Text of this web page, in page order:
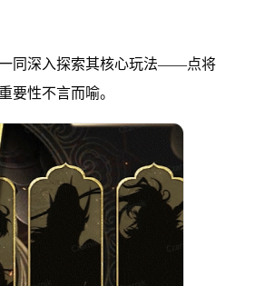
同深入探索其核心玩法——点将
要性不言而喻。